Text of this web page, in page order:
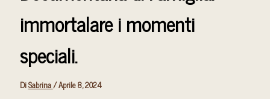
immortalare i momenti
speciali.
DiSabrina/Aprile 8, 2024